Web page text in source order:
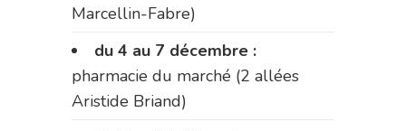
Marcellin-Fabre)
du 4 au 7 décembre :
pharmacie du marché (2 allées
Aristide Briand)